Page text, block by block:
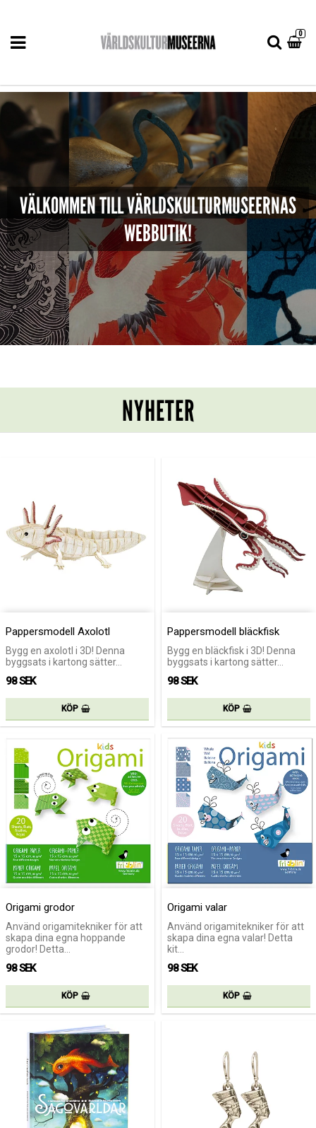
0
VÄLKOMMEN TILL VÄRLDSKULTURMUSEERNAS
WEBBUTIK!
NYHETER
Pappersmodell Axolotl
Bygg en axolotl i 3D! Denna
byggsats i kartong sätter…
98 SEK
KÖP
Pappersmodell bläckfisk
Bygg en bläckfisk i 3D! Denna
byggsats i kartong sätter…
98 SEK
KÖP
Origami grodor
Använd origamitekniker för att
skapa dina egna hoppande
grodor! Detta…
98 SEK
KÖP
Origami valar
Använd origamitekniker för att
skapa dina egna valar! Detta
kit…
98 SEK
KÖP